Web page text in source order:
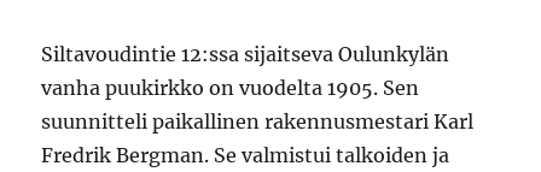
Siltavoudintie 12:ssa sijaitseva Oulunkylän
vanha puukirkko on vuodelta 1905. Sen
suunnitteli paikallinen rakennusmestari Karl
Fredrik Bergman. Se valmistui talkoiden ja